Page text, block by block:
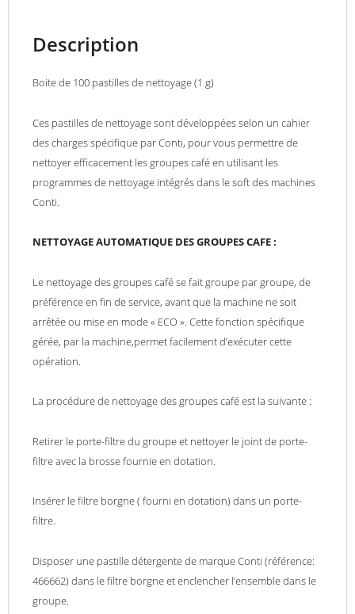
Description
Boite de 100 pastilles de nettoyage (1 g)
Ces pastilles de nettoyage sont développées selon un cahier
des charges spécifique par Conti, pour vous permettre de
nettoyer efficacement les groupes café en utilisant les
programmes de nettoyage intégrés dans le soft des machines
Conti.
NETTOYAGE AUTOMATIQUE DES GROUPES CAFE :
Le nettoyage des groupes café se fait groupe par groupe, de
préférence en fin de service, avant que la machine ne soit
arrêtée ou mise en mode « ECO ». Cette fonction spécifique
gérée, par la machine,permet facilement d’exécuter cette
opération.
La procédure de nettoyage des groupes café est la suivante :
Retirer le porte-filtre du groupe et nettoyer le joint de porte-
filtre avec la brosse fournie en dotation.
Insérer le filtre borgne ( fourni en dotation) dans un porte-
filtre.
Disposer une pastille détergente de marque Conti (référence:
466662) dans le filtre borgne et enclencher l’ensemble dans le
groupe.